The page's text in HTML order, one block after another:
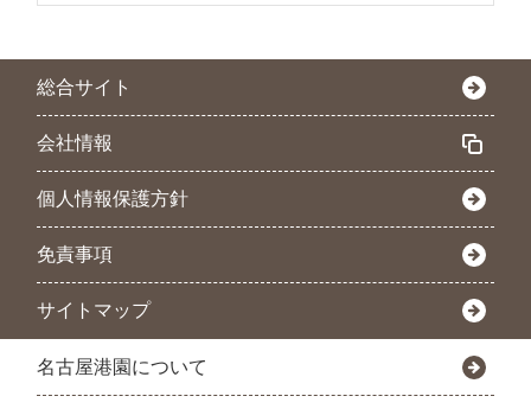
総合サイト
会社情報
個人情報保護方針
免責事項
サイトマップ
名古屋港園について